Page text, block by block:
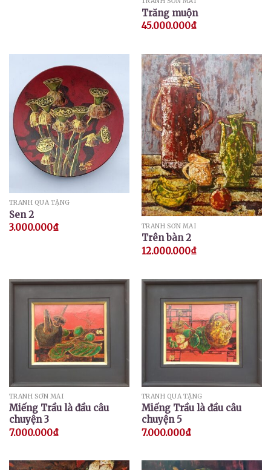
Trăng muộn
45.000.000₫
TRANH QUÀ TẶNG
Sen 2
3.000.000₫ TRANH SƠN MÀI
Trên bàn 2
12.000.000₫
TRANH SƠN MÀI
Miếng Trầu là đầu câu
chuyện 3
7.000.000₫
TRANH QUÀ TẶNG
Miếng Trầu là đầu câu
chuyện 5
7.000.000₫